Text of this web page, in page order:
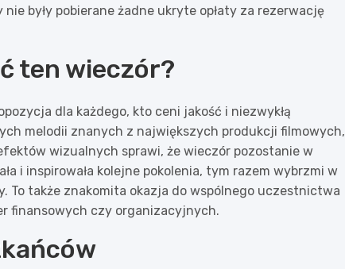
były pobierane żadne ukryte opłaty za rezerwację
ten wieczór?
dla każdego, kto ceni jakość i niezwykłą
melodii znanych z największych produkcji filmowych,
wizualnych sprawi, że wieczór pozostanie w
i inspirowała kolejne pokolenia, tym razem wybrzmi w
To także znakomita okazja do wspólnego uczestnictwa
finansowych czy organizacyjnych.